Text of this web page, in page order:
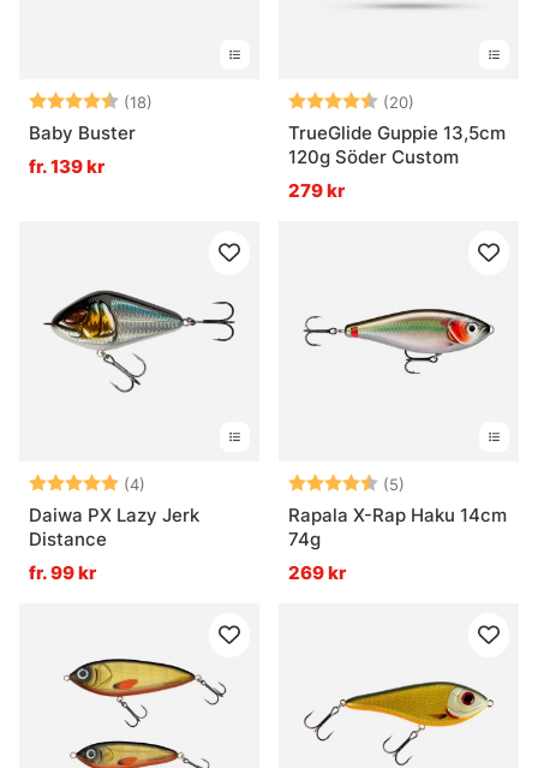
Betyg: (18)
4.7 utav 5 stjärnor
Baby Buster
fr. 139 kr
Betyg: (20)
TrueGlide Guppie 13,5cm
120g Söder Custom
279 kr
Betyg: (4)
5.0 utav 5 stjärnor
Daiwa PX Lazy Jerk
Distance
fr. 99 kr
Betyg: (5)
Rapala X-Rap Haku 14cm
74g
269 kr